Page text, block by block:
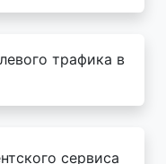
трафика в
сервиса